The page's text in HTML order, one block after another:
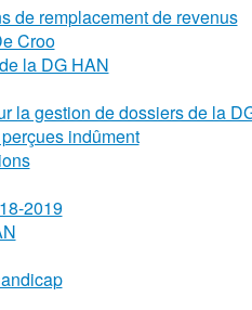
de remplacement de revenus
Croo
la DG HAN
la gestion de dossiers de la
indûment
2019